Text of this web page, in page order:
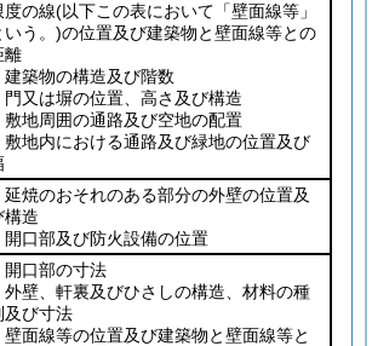
度の線(以下この表において「壁面線等」
いう。)の位置及び建築物と壁面線等との
離
築物の構造及び階数
又は塀の位置、高さ及び構造
地周囲の通路及び空地の配置
地内における通路及び緑地の位置及び
焼のおそれのある部分の外壁の位置及
構造
口部及び防火設備の位置
口部の寸法
壁、軒裏及びひさしの構造、材料の種
及び寸法
面線等の位置及び建築物と壁面線等と